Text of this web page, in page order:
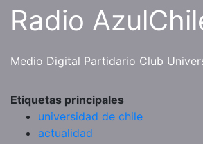
SaltarRadio
Medio Digital Partidario Club
Etiquetas principales
universidad de chile
actualidad